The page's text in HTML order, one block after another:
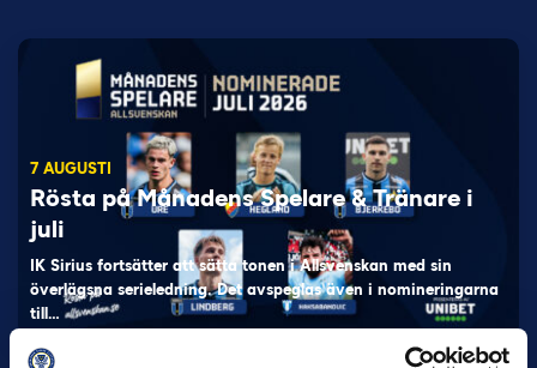
7 AUGUSTI
Rösta på Månadens Spelare & Tränare i
juli
IK Sirius fortsätter att sätta tonen i Allsvenskan med sin
överlägsna serieledning. Det avspeglas även i nomineringarna
till…